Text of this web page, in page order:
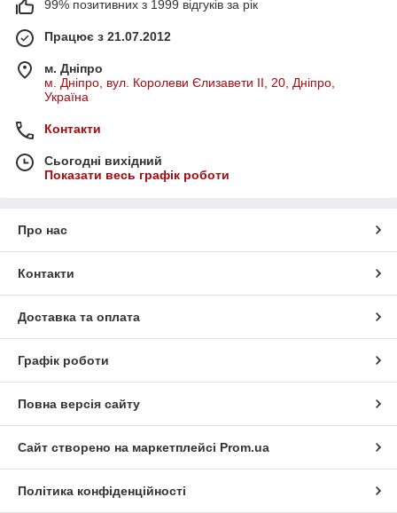
99% позитивних з 1999 відгуків за рік
Працює з 21.07.2012
м. Дніпро
м. Дніпро, вул. Королеви Єлизавети ІІ, 20, Дніпро,
Україна
Контакти
Сьогодні вихідний
Показати весь графік роботи
Про нас
Контакти
Доставка та оплата
Графік роботи
Повна версія сайту
Сайт створено на маркетплейсі Prom.ua
Політика конфіденційності